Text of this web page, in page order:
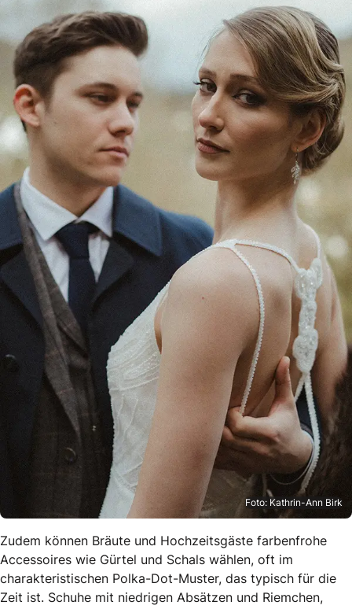
Foto: Kathrin-Ann Birk
Zudem können Bräute und Hochzeitsgäste farbenfrohe
Accessoires wie Gürtel und Schals wählen, oft im
charakteristischen Polka-Dot-Muster, das typisch für die
Zeit ist. Schuhe mit niedrigen Absätzen und Riemchen,